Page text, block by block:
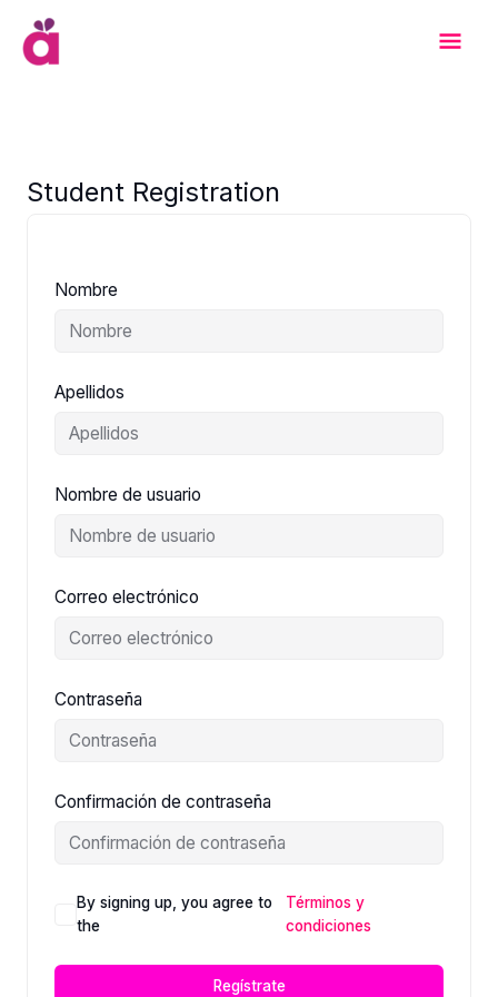
contenido
Student Registration
Nombre
Apellidos
Nombre de usuario
Correo electrónico
Contraseña
Confirmación de contraseña
By signing up, you agree to
the
Términos y
condiciones
Regístrate